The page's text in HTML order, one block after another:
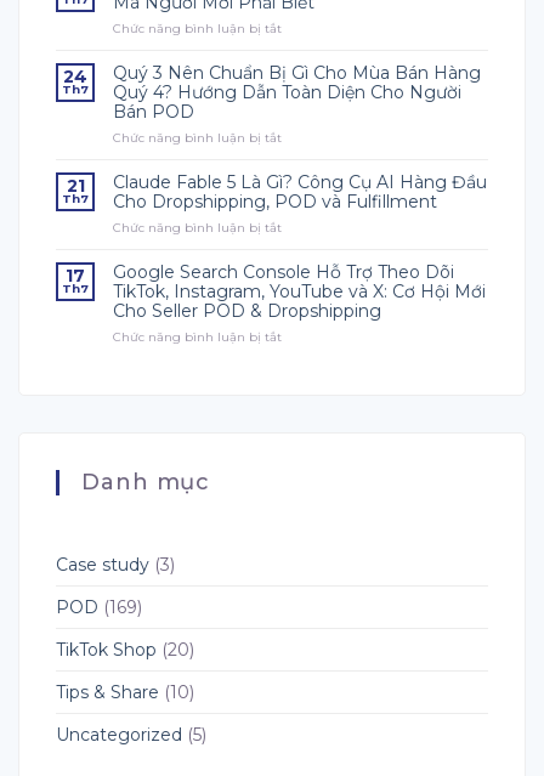
POD
Đầu
Từ
Đâu?
Chức năng bình luận bị tắt
Chi
Phí
Trong
Mà
Người
Mới
24
Th7
Quý 3 Nên Chuẩn Bị Gì Cho Mùa Bán Hàng
Quý 4? Hướng Dẫn Toàn Diện Cho Người
Bán POD
Chức năng bình luận bị tắt
3
Nên
Chuẩn
Cho
Mùa
Bán
Hàng
21
Th7
Claude Fable 5 Là Gì? Công Cụ AI Hàng Đầu
Cho Dropshipping, POD và Fulfillment
Chức năng bình luận bị tắt
Fable
5
Là
Gì?
17
Th7
Google Search Console Hỗ Trợ Theo Dõi
TikTok, Instagram, YouTube và X: Cơ Hội Mới
Cho Seller POD & Dropshipping
Chức năng bình luận bị tắt
Danh mục
Case study (3)
POD (169)
TikTok Shop (20)
Tips & Share (10)
Uncategorized (5)